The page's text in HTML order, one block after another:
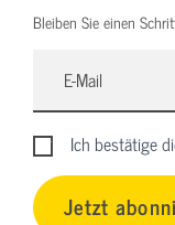
Bleiben Sie einen
Ich bestätige
Jetzt